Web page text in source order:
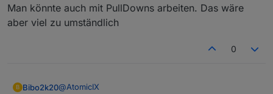
Man könnte auch mit PullDowns arbeiten. Das wäre
aber viel zu umständlich
0
B Bibo2k20@AtomicIX